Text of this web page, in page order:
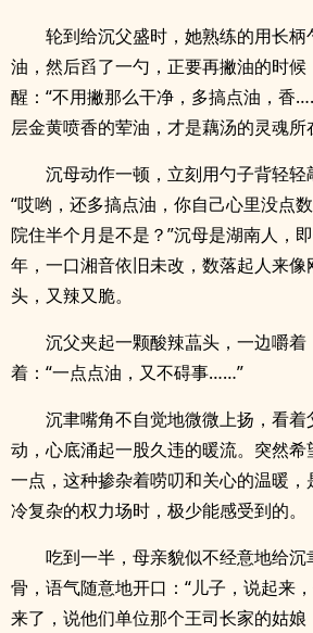
轮到给沉父盛时，她熟练的用长
油，然后舀了一勺，正要再撇油的时
醒：“不用撇那么干净，多搞点油，香
层金黄喷香的荤油，才是藕汤的灵魂所
沉母动作一顿，立刻用勺子背轻轻
“哎哟，还多搞点油，你自己心里没点
院住半个月是不是？”沉母是湖南人，
年，一口湘音依旧未改，数落起人来
头，又辣又脆。
沉父夹起一颗酸辣蕌头，一边嚼
着：“一点点油，又不碍事……”
沉聿嘴角不自觉地微微上扬，看
动，心底涌起一股久违的暖流。突然希
一点，这种掺杂着唠叨和关心的温暖
冷复杂的权力场时，极少能感受到的。
吃到一半，母亲貌似不经意地给
骨，语气随意地开口：“儿子，说起来
来了，说他们单位那个王司长家的姑